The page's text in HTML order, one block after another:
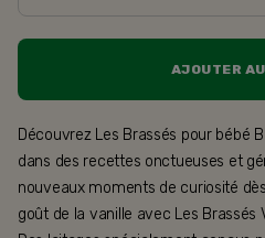
AJOUTER
Découvrez Les Brassés pour bébé
dans des recettes onctueuses et
nouveaux moments de curiosité
goût de la vanille avec Les Brassés